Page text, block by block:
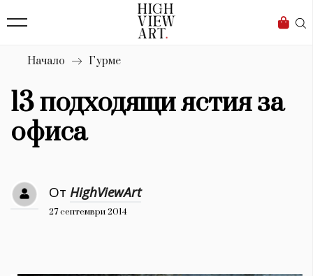
Бизнес
Мода
Dialogue
Изкуство
4340
Красота
777
Начало Гурме
13 подходящи ястия за
офиса
От HighViewArt
27 септември 2014